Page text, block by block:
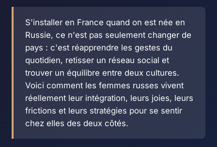
S'installer en France quand on est née en
Russie, ce n'est pas seulement changer de
pays : c'est réapprendre les gestes du
quotidien, retisser un réseau social et
trouver un équilibre entre deux cultures.
Voici comment les femmes russes vivent
réellement leur intégration, leurs joies, leurs
frictions et leurs stratégies pour se sentir
chez elles des deux côtés.